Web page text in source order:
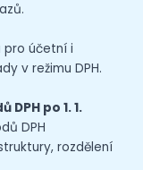
pro účetní i
v režimu DPH.
po 1. 1.
DPH
rozdělení